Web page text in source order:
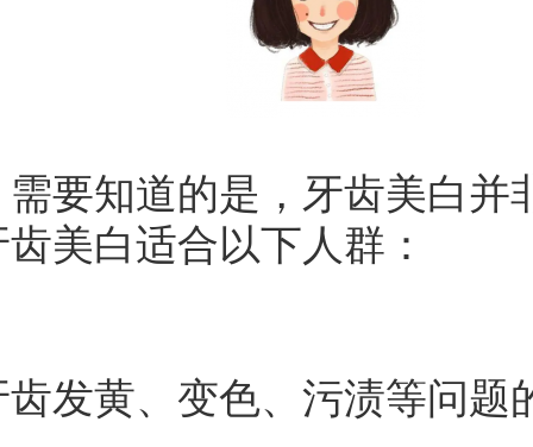
知道的是，牙齿美白并
美白适合以下人群：
黄、变色、污渍等问题